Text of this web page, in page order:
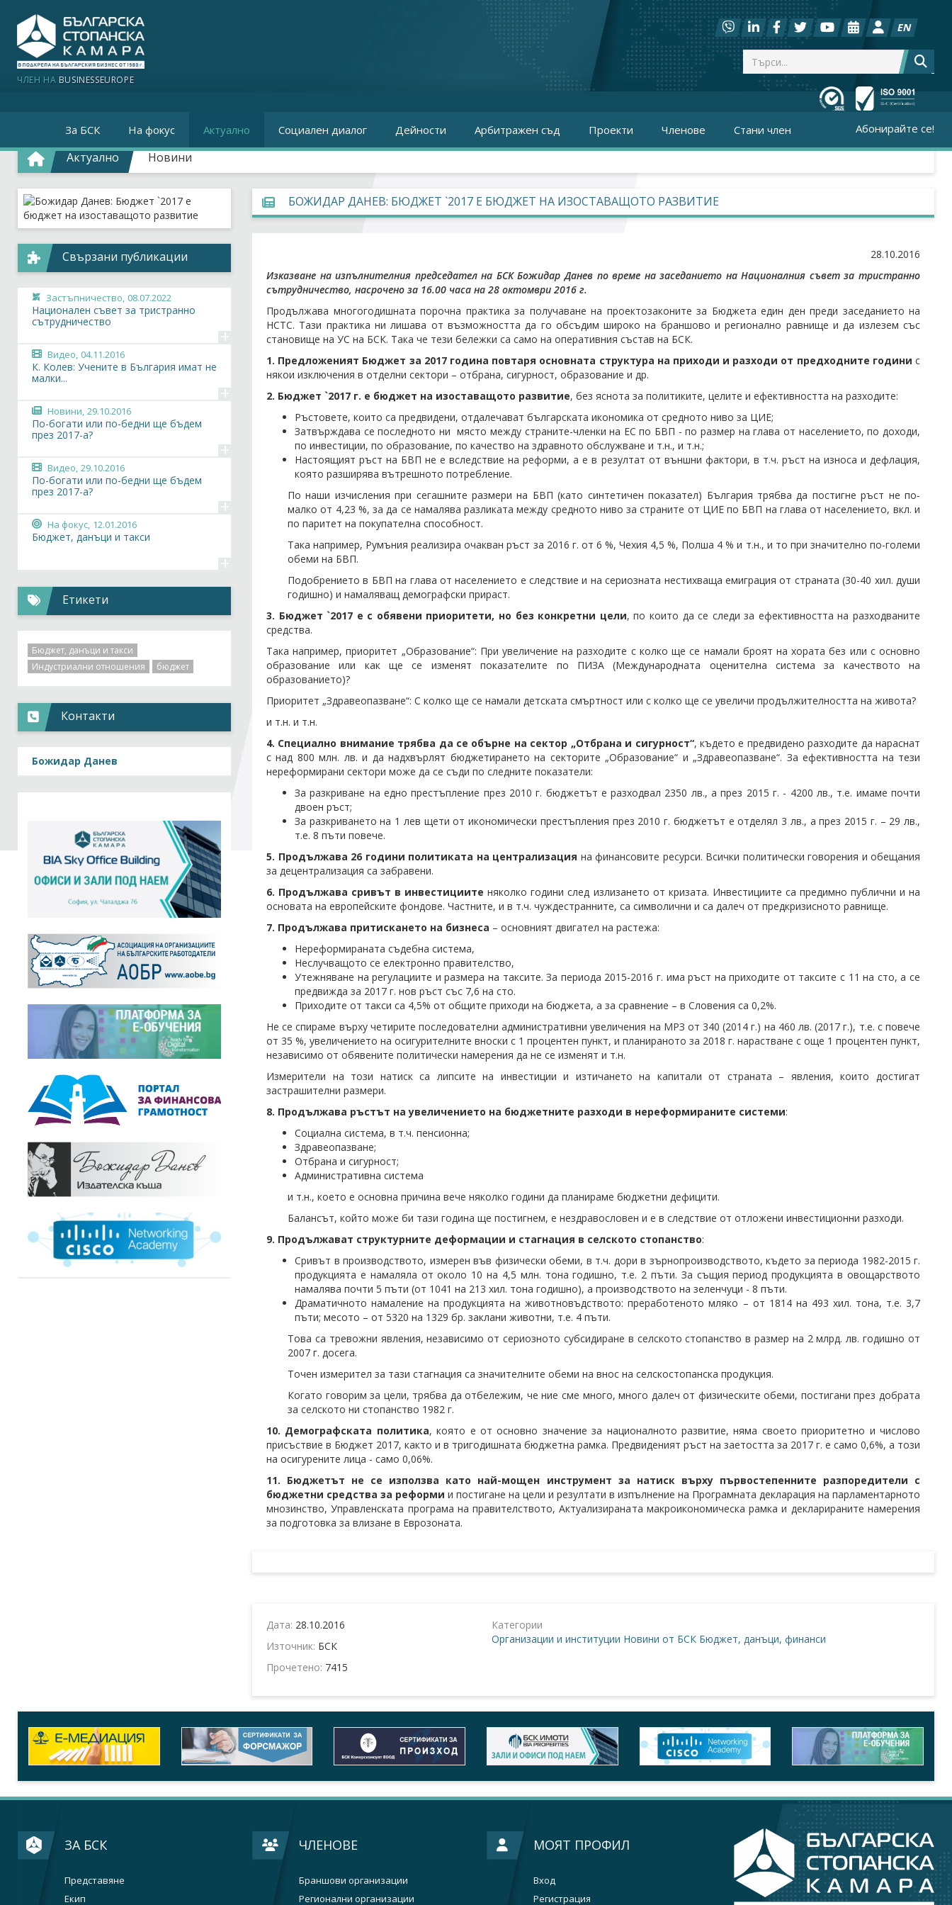
ЧЛЕН НА BUSINESSEUROPE
EN
За БСК На фокус Актуално Социален диалог Дейности Арбитражен съд Проекти Членове Стани член Абонирайте се!
Актуално Новини
БОЖИДАР ДАНЕВ: БЮДЖЕТ `2017 Е БЮДЖЕТ НА ИЗОСТАВАЩОТО РАЗВИТИЕ
28.10.2016
Изказване на изпълнителния председател на БСК Божидар Данев по време на заседанието на Националния съвет за тристранно
сътрудничество, насрочено за 16.00 часа на 28 октомври 2016 г.
Продължава многогодишната порочна практика за получаване на проектозаконите за Бюджета един ден преди заседанието на
НСТС. Тази практика ни лишава от възможността да го обсъдим широко на браншово и регионално равнище и да излезем със
становище на УС на БСК. Така че тези бележки са само на оперативния състав на БСК.
1. Предложеният Бюджет за 2017 година повтаря основната структура на приходи и разходи от предходните години с
някои изключения в отделни сектори – отбрана, сигурност, образование и др.
2. Бюджет `2017 г. е бюджет на изоставащото развитие, без яснота за политиките, целите и ефективността на разходите:
Ръстовете, които са предвидени, отдалечават българската икономика от средното ниво за ЦИЕ;
Затвърждава се последното ни място между страните-членки на ЕС по БВП - по размер на глава от населението, по доходи,
по инвестиции, по образование, по качество на здравното обслужване и т.н., и т.н.;
Настоящият ръст на БВП не е вследствие на реформи, а е в резултат от външни фактори, в т.ч. ръст на износа и дефлация,
която разширява вътрешното потребление.
По наши изчисления при сегашните размери на БВП (като синтетичен показател) България трябва да постигне ръст не по-
малко от 4,23 %, за да се намалява разликата между средното ниво за страните от ЦИЕ по БВП на глава от населението, вкл. и
по паритет на покупателна способност.
Така например, Румъния реализира очакван ръст за 2016 г. от 6 %, Чехия 4,5 %, Полша 4 % и т.н., и то при значително по-големи
обеми на БВП.
Подобрението в БВП на глава от населението е следствие и на сериозната нестихваща емиграция от страната (30-40 хил. души
годишно) и намаляващ демографски прираст.
3. Бюджет `2017 е с обявени приоритети, но без конкретни цели, по които да се следи за ефективността на разходваните
средства.
Така например, приоритет „Образование“: При увеличение на разходите с колко ще се намали броят на хората без или с основно
образование или как ще се изменят показателите по ПИЗА (Международната оценителна система за качеството на
образованието)?
Приоритет „Здравеопазване“: С колко ще се намали детската смъртност или с колко ще се увеличи продължителността на живота?
и т.н. и т.н.
4. Специално внимание трябва да се обърне на сектор „Отбрана и сигурност“, където е предвидено разходите да нараснат
с над 800 млн. лв. и да надхвърлят бюджетирането на секторите „Образование“ и „Здравеопазване“. За ефективността на тези
нереформирани сектори може да се съди по следните показатели:
За разкриване на едно престъпление през 2010 г. бюджетът е разходвал 2350 лв., а през 2015 г. - 4200 лв., т.е. имаме почти
двоен ръст;
За разкриването на 1 лев щети от икономически престъпления през 2010 г. бюджетът е отделял 3 лв., а през 2015 г. – 29 лв.,
т.е. 8 пъти повече.
5. Продължава 26 години политиката на централизация на финансовите ресурси. Всички политически говорения и обещания
за децентрализация са забравени.
6. Продължава сривът в инвестициите няколко години след излизането от кризата. Инвестициите са предимно публични и на
основата на европейските фондове. Частните, и в т.ч. чуждестранните, са символични и са далеч от предкризисното равнище.
7. Продължава притискането на бизнеса – основният двигател на растежа:
Нереформираната съдебна система,
Неслучващото се електронно правителство,
Утежняване на регулациите и размера на таксите. За периода 2015-2016 г. има ръст на приходите от таксите с 11 на сто, а се
предвижда за 2017 г. нов ръст със 7,6 на сто.
Приходите от такси са 4,5% от общите приходи на бюджета, а за сравнение – в Словения са 0,2%.
Не се спираме върху четирите последователни административни увеличения на МРЗ от 340 (2014 г.) на 460 лв. (2017 г.), т.е. с повече
от 35 %, увеличението на осигурителните вноски с 1 процентен пункт, и планираното за 2018 г. нарастване с още 1 процентен пункт,
независимо от обявените политически намерения да не се изменят и т.н.
Измерители на този натиск са липсите на инвестиции и изтичането на капитали от страната – явления, които достигат
застрашителни размери.
8. Продължава ръстът на увеличението на бюджетните разходи в нереформираните системи:
Социална система, в т.ч. пенсионна;
Здравеопазване;
Отбрана и сигурност;
Административна система
и т.н., което е основна причина вече няколко години да планираме бюджетни дефицити.
Балансът, който може би тази година ще постигнем, е нездравословен и е в следствие от отложени инвестиционни разходи.
9. Продължават структурните деформации и стагнация в селското стопанство:
Сривът в производството, измерен във физически обеми, в т.ч. дори в зърнопроизводството, където за периода 1982-2015 г.
продукцията е намаляла от около 10 на 4,5 млн. тона годишно, т.е. 2 пъти. За същия период продукцията в овощарството
намалява почти 5 пъти (от 1041 на 213 хил. тона годишно), а производството на зеленчуци - 8 пъти.
Драматичното намаление на продукцията на животновъдството: преработеното мляко – от 1814 на 493 хил. тона, т.е. 3,7
пъти; месото – от 5320 на 1329 бр. заклани животни, т.е. 4 пъти.
Това са тревожни явления, независимо от сериозното субсидиране в селското стопанство в размер на 2 млрд. лв. годишно от
2007 г. досега.
Точен измерител за тази стагнация са значителните обеми на внос на селскостопанска продукция.
Когато говорим за цели, трябва да отбележим, че ние сме много, много далеч от физическите обеми, постигани през добрата
за селското ни стопанство 1982 г.
10. Демографската политика, която е от основно значение за националното развитие, няма своето приоритетно и числово
присъствие в Бюджет 2017, както и в тригодишната бюджетна рамка. Предвиденият ръст на заетостта за 2017 г. е само 0,6%, а този
на осигурените лица - само 0,06%.
11. Бюджетът не се използва като най-мощен инструмент за натиск върху първостепенните разпоредители с
бюджетни средства за реформи и постигане на цели и резултати в изпълнение на Програмната декларация на парламентарното
мнозинство, Управленската програма на правителството, Актуализираната макроикономическа рамка и декларираните намерения
за подготовка за влизане в Еврозоната.
Дата: 28.10.2016
Източник: БСК
Прочетено: 7415
Категории
Организации и институции Новини от БСК Бюджет, данъци, финанси
Свързани публикации
Застъпничество, 08.07.2022
Национален съвет за тристранно
сътрудничество
+
Видео, 04.11.2016
К. Колев: Учените в България имат не
малки...
+
Новини, 29.10.2016
По-богати или по-бедни ще бъдем
през 2017-а?
+
Видео, 29.10.2016
По-богати или по-бедни ще бъдем
през 2017-а?
+
На фокус, 12.01.2016
Бюджет, данъци и такси
+
Етикети
Бюджет, данъци и такси
Индустриални отношения
бюджет
Контакти
Божидар Данев
ЗА БСК
Представяне
Екип
ЧЛЕНОВЕ
Браншови организации
Регионални организации
МОЯТ ПРОФИЛ
Вход
Регистрация